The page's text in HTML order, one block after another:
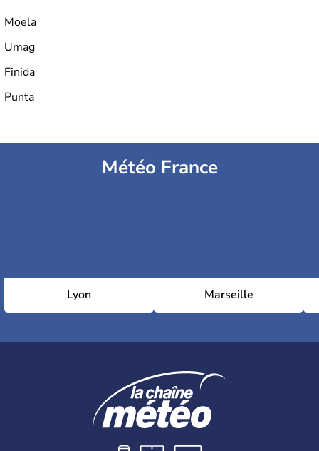
Moela
Umag
Finida
Punta
Météo France
Lyon Marseille